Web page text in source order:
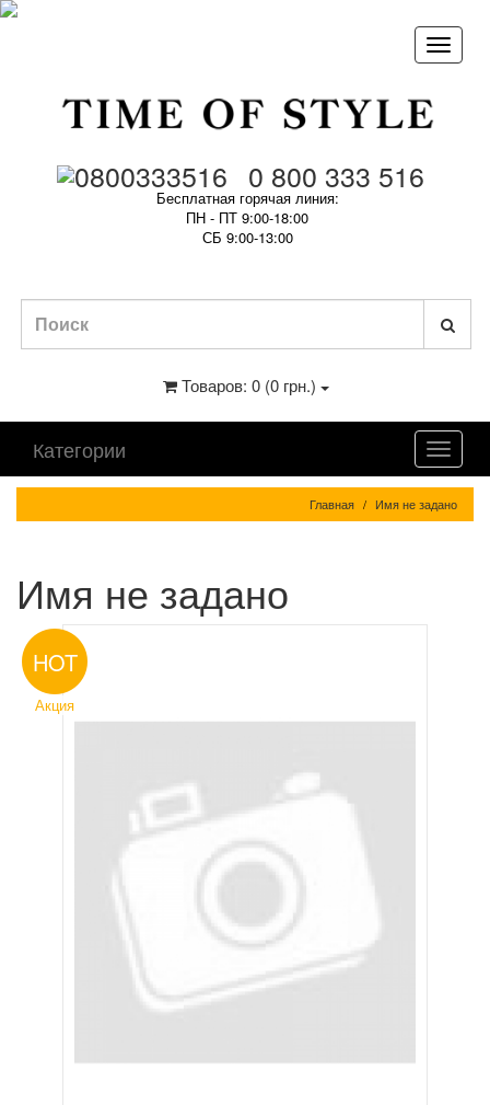
0 800 333 516
Бесплатная горячая линия:
ПН - ПТ 9:00-18:00
СБ 9:00-13:00
Товаров: 0 (0 грн.)
Категории
Главная Имя не задано
Имя не задано
HOT
Акция